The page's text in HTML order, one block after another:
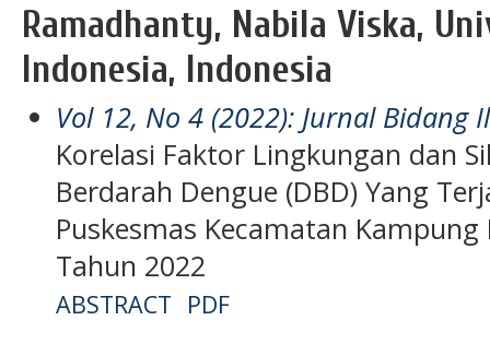
Ramadhanty, Nabila Viska,
Indonesia, Indonesia
Vol 12, No 4 (2022): Jurnal Bidang
Korelasi Faktor Lingkungan dan
Berdarah Dengue (DBD) Yang
Puskesmas Kecamatan
Tahun 2022
ABSTRACT PDF